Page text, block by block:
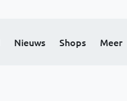
Nieuws Shops Meer